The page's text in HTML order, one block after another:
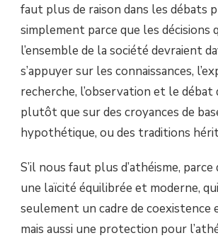
faut plus de raison dans les débats
simplement parce que les décisions
l’ensemble de la société devraient
s’appuyer sur les connaissances,
recherche, l’observation et le débat
plutôt que sur des croyances de
hypothétique, ou des traditions
S’il nous faut plus d’athéisme,
une laïcité équilibrée et moderne,
seulement un cadre de coexistence
mais aussi une protection pour